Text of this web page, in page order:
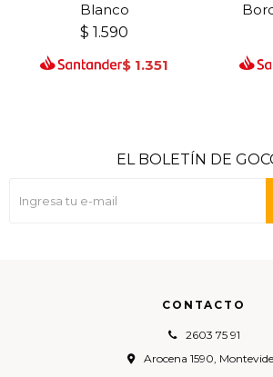
Blanco
$ 1.590
$ 1.351
CONTACTO
2603 75 91
Arocena 1590,
EL BOLETÍN DE